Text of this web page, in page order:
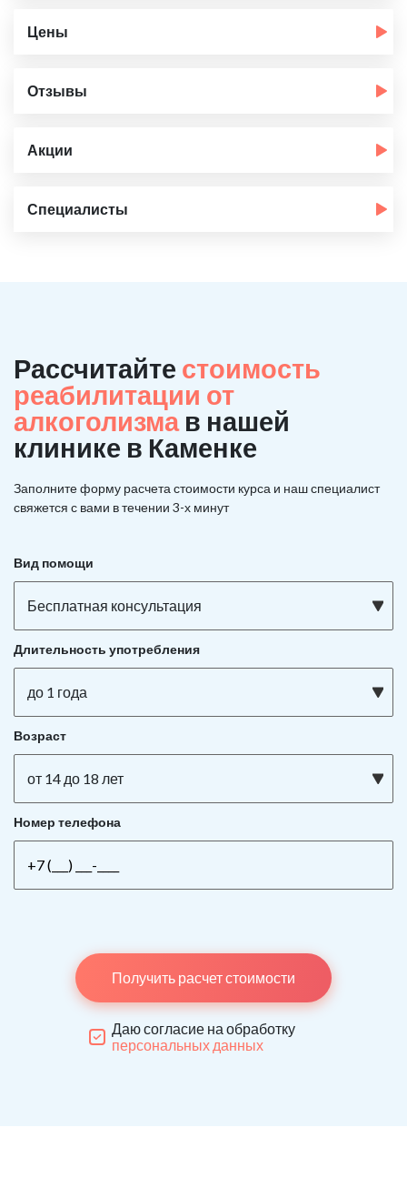
Цены
Отзывы
Акции
Специалисты
Рассчитайте стоимость
реабилитации от
алкоголизма в нашей
клинике в Каменке
Заполните форму расчета стоимости курса и наш специалист
свяжется с вами в течении 3-х минут
Вид помощи
Бесплатная консультация
Длительность употребления
до 1 года
Возраст
от 14 до 18 лет
Номер телефона
Получить расчет стоимости
Даю согласие на обработку
персональных данных